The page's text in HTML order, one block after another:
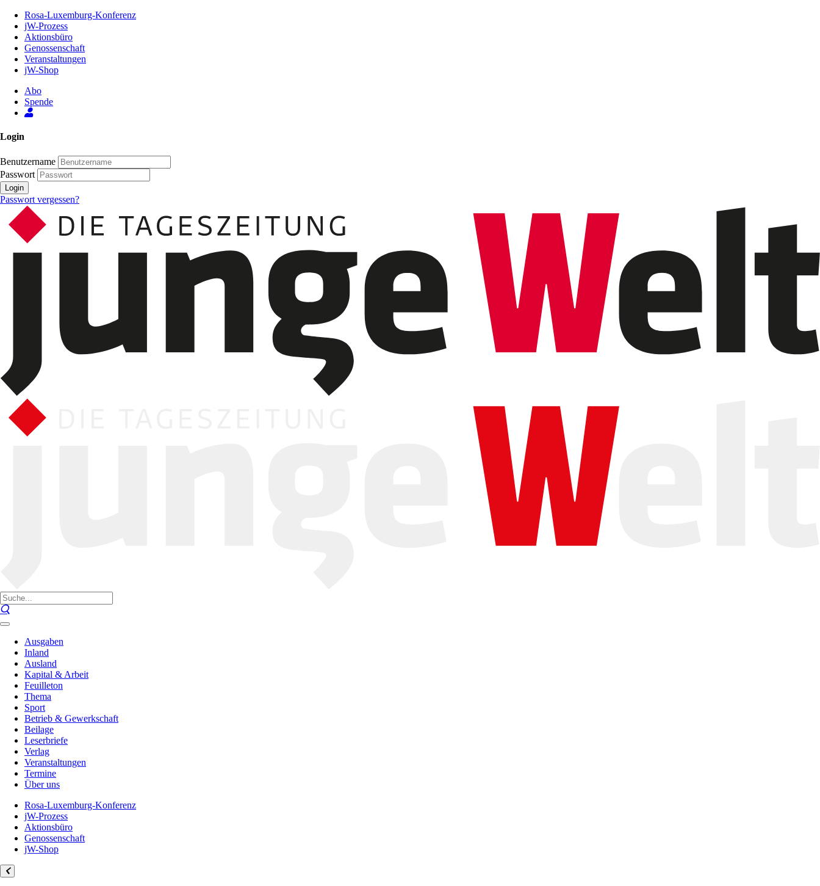
Inhalt
Seite
Rosa-Luxemburg-Konferenz
jW-Prozess
Aktionsbüro
Genossenschaft
Veranstaltungen
jW-Shop
Abo
Spende
Login
Benutzername
Passwort
Login
Passwort vergessen?
Ausgaben
Inland
Ausland
Kapital & Arbeit
Feuilleton
Thema
Sport
Betrieb & Gewerkschaft
Beilage
Leserbriefe
Verlag
Veranstaltungen
Termine
Über uns
Rosa-Luxemburg-Konferenz
jW-Prozess
Aktionsbüro
Genossenschaft
jW-Shop